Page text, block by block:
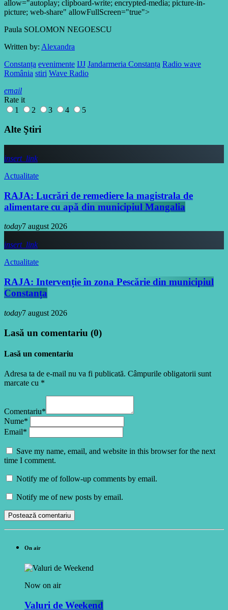
allow="autoplay; clipboard-write; encrypted-media; picture-in-
picture; web-share" allowFullScreen="true">
Paula SOLOMON NEGOESCU
Written by: Alexandra
Constanța evenimente IJJ Jandarmeria Constanța Radio wave
România stiri Wave Radio
email
Rate it
1
2 3 4 5
Alte Ştiri
insert_link
Actualitate
RAJA: Lucrări de remediere la magistrala de
alimentare cu apă din municipiul Mangalia
today7 august 2026
insert_link
Actualitate
RAJA: Intervenție în zona Pescărie din municipiul
Constanța
today7 august 2026
Lasă un comentariu (0)
Lasă un comentariu
Adresa ta de e-mail nu va fi publicată. Câmpurile obligatorii sunt
marcate cu *
Comentariu*
Nume*
Email*
Save my name, email, and website in this browser for the next
time I comment.
Notify me of follow-up comments by email.
Notify me of new posts by email.
On air
Now on air
Valuri de Weekend